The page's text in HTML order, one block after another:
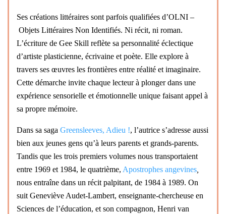
Ses créations littéraires sont parfois qualifiées d’OLNI ‒
Objets Littéraires Non Identifiés. Ni récit, ni roman.
L’écriture de Gee Skill reflète sa personnalité éclectique
d’artiste plasticienne, écrivaine et poète. Elle explore à
travers ses œuvres les frontières entre réalité et imaginaire.
Cette démarche invite chaque lecteur à plonger dans une
expérience sensorielle et émotionnelle unique faisant appel à
sa propre mémoire.
Dans sa saga Greensleeves, Adieu !, l’autrice s’adresse aussi
bien aux jeunes gens qu’à leurs parents et grands-parents.
Tandis que les trois premiers volumes nous transportaient
entre 1969 et 1984, le quatrième, Apostrophes angevines
nous entraîne dans un récit palpitant, de 1984 à 1989. On
suit Geneviève Audet-Lambert, enseignante-chercheuse en
Sciences de l’éducation, et son compagnon, Henri van